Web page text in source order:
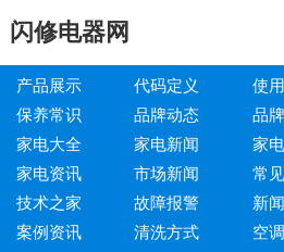
闪修电器网
产品展示 代码定义 使
保养常识
品牌动态 品
家电大全
家电新闻 家
家电资讯
市场新闻 常
技术之家
故障报警 新
案例资讯
清洗方式 空